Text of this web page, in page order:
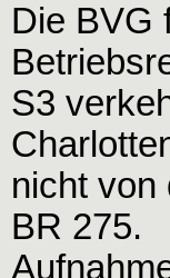
Die BVG
S3
nicht von
BR 275.